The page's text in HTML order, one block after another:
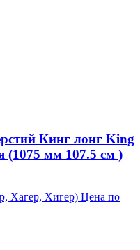
Кинг лонг King
(1075 мм 107.5 см )
Хагер, Хигер) Цена по